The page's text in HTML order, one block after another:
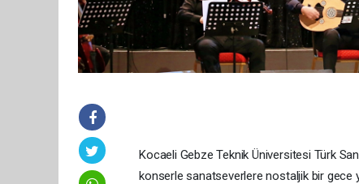
Kocaeli Gebze Teknik Üniversitesi Türk
konserle sanatseverlere nostaljik bir gece